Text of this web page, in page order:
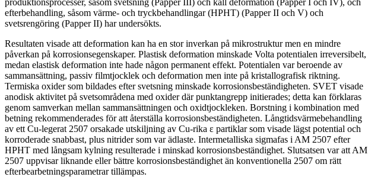
efterbehandling, såsom värme- och tryckbehandlingar (HPHT) (Papper II och V) och
svetsrengöring (Papper II) har undersökts.
Resultaten visade att deformation kan ha en stor inverkan på mikrostruktur men en mindre
påverkan på korrosionsegenskaper. Plastisk deformation minskade Volta potentialen irreversibelt,
medan elastisk deformation inte hade någon permanent effekt. Potentialen var beroende av
sammansättning, passiv filmtjocklek och deformation men inte på kristallografisk riktning.
Termiska oxider som bildades efter svetsning minskade korrosionsbeständigheten. SVET visade
anodisk aktivitet på svetsområdena med oxider där punktangrepp initierades; detta kan förklaras
genom samverkan mellan sammansättningen och oxidtjockleken. Borstning i kombination med
betning rekommenderades för att återställa korrosionsbeständigheten. Långtidsvärmebehandling
av ett Cu-legerat 2507 orsakade utskiljning av Cu-rika ε partiklar som visade lägst potential och
korroderade snabbast, plus nitrider som var ädlaste. Intermetalliska sigmafas i AM 2507 efter
HPHT med långsam kylning resulterade i minskad korrosionsbeständighet. Slutsatsen var att AM
2507 uppvisar liknande eller bättre korrosionsbeständighet än konventionella 2507 om rätt
efterbearbetningsparametrar tillämpas.